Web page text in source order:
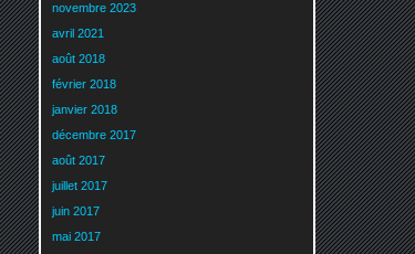
novembre 2023
avril 2021
août 2018
février 2018
janvier 2018
décembre 2017
août 2017
juillet 2017
juin 2017
mai 2017